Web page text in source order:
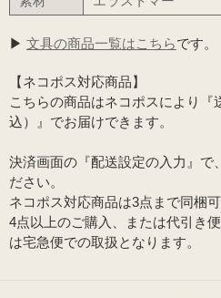
▶ 文具の商品一覧はこちらです。
【ネコポス対応商品】
こちらの商品はネコポスにより『
込）』でお届けできます。
決済画面の『配送設定の入力』で
ださい。
ネコポス対応商品は3点まで同梱可
4点以上のご購入、または代引き
は宅急便での取扱となります。